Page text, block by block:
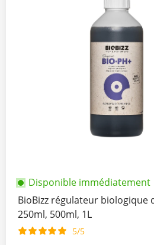
Disponible immédiatement
BioBizz régulateur biologique
250ml, 500ml, 1L
5/5